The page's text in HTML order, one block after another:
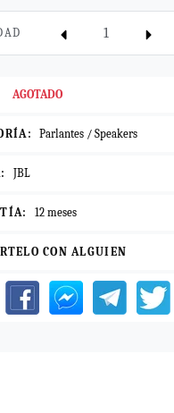
AGOTADO
Parlantes / Speakers
JBL
12 meses
CON ALGUIEN